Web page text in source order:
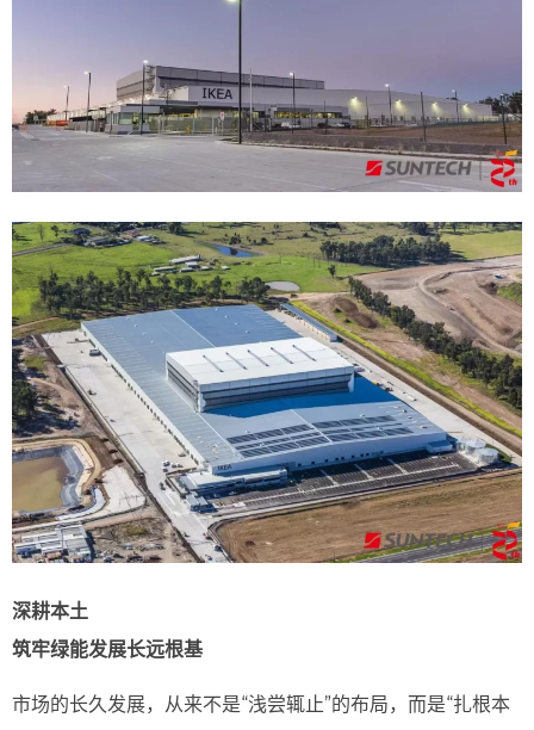
深耕本土
筑牢绿能发展长远根基
市场的长久发展，从来不是“浅尝辄止”的布局，而是“扎根本